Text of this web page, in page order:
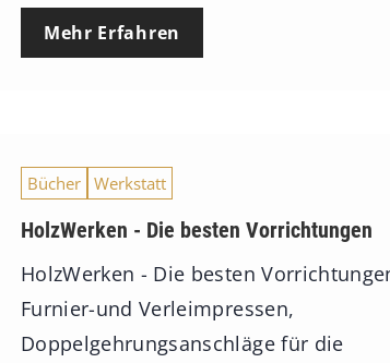
e
n
Mehr Erfahren
Bücher Werkstatt
HolzWerken - Die besten Vorrichtungen
HolzWerken - Die besten
Furnier-und Verleimpressen,
Doppelgehrungsanschläge für die